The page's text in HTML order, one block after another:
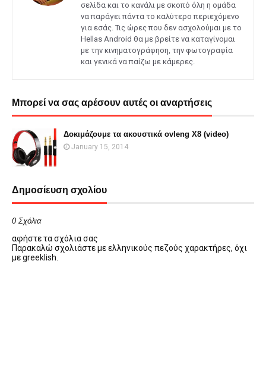
σελίδα και το κανάλι με σκοπό όλη η ομάδα
να παράγει πάντα το καλύτερο περιεχόμενο
για εσάς. Τις ώρες που δεν ασχολούμαι με το
Hellas Android θα με βρείτε να καταγίνομαι
με την κινηματογράφηση, την φωτογραφία
και γενικά να παίζω με κάμερες.
Μπορεί να σας αρέσουν αυτές οι αναρτήσεις
Δοκιμάζουμε τα ακουστικά ovleng X8 (video)
January 15, 2014
Δημοσίευση σχολίου
0 Σχόλια
αφήστε τα σχόλια σας
Παρακαλώ σχολιάστε με ελληνικούς πεζούς χαρακτήρες, όχι
με greeklish.